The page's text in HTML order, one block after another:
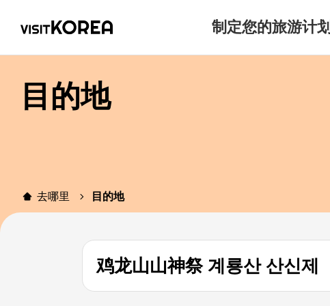
制定您的旅游计划
目的地
去哪里 目的地
鸡龙山山神祭 계룡산 산신제